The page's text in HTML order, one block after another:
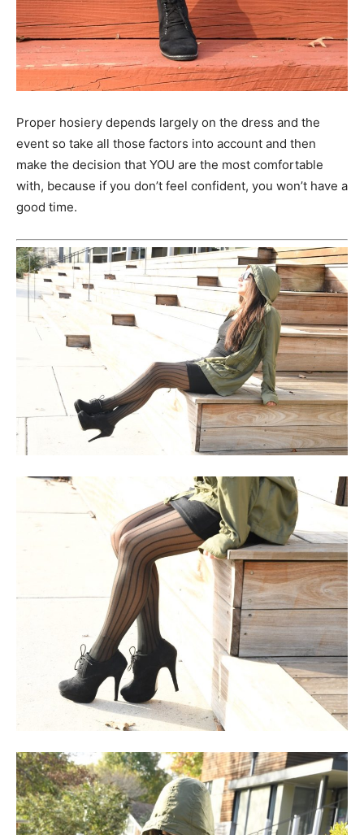
Proper hosiery depends largely on the dress and the
event so take all those factors into account and then
make the decision that YOU are the most comfortable
with, because if you don’t feel confident, you won’t have a
good time.